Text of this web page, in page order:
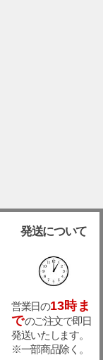
発送について
営業日の13時ま
でのご注文で即日
発送いたします。
※一部商品除く。